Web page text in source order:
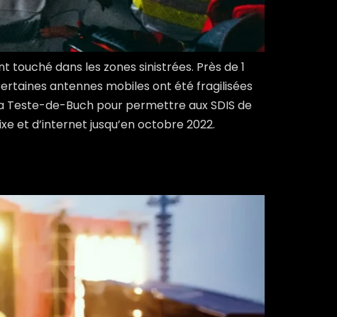
dans les zones sinistrées. Près de 1
antennes mobiles ont été fragilisées
Teste-de-Buch pour permettre aux SDIS de
et d’internet jusqu’en octobre 2022.